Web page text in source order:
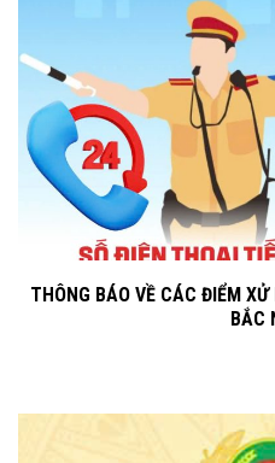
THÔNG BÁO VỀ CÁC ĐIỂM
BẮC